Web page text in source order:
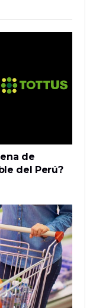
last
any other
double
de
del Perú?